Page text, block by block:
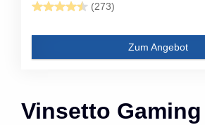
(273)
Zum Angebot
Vinsetto